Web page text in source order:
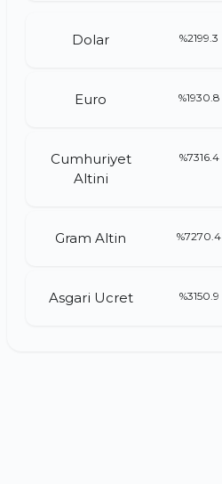
Dolar %2199.3
Euro %1930.8
Cumhuriyet
Altini
%7316.4
Gram Altin %7270.4
Asgari Ucret %3150.9